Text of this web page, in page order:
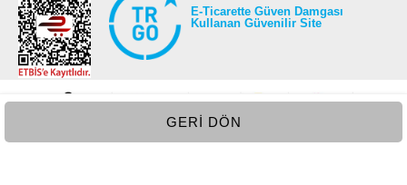
GERI DÖN
E-Ticarette Güven Damgası
Kullanan Güvenilir Site